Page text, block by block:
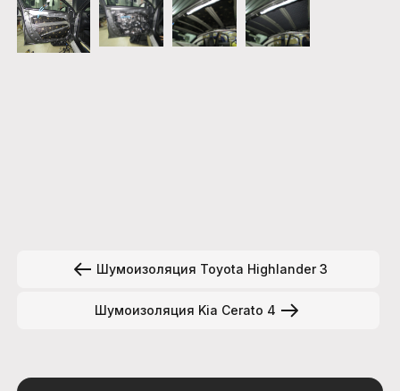
Шумоизоляция Toyota Highlander 3
Шумоизоляция Kia Cerato 4